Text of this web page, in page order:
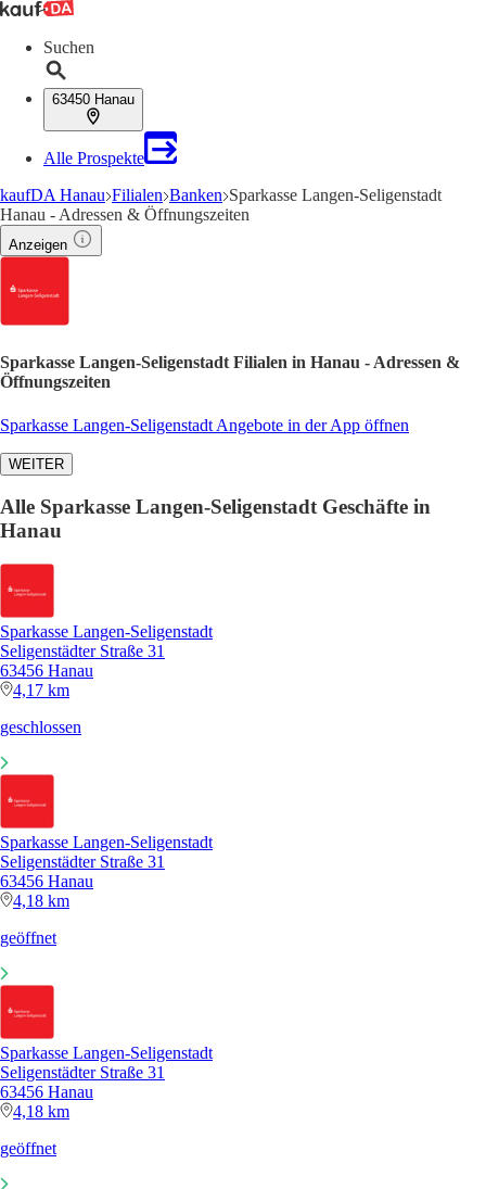
Suchen
63450 Hanau
Alle Prospekte
kaufDA Hanau Filialen Banken Sparkasse Langen-Seligenstadt
Hanau - Adressen & Öffnungszeiten
Anzeigen
Sparkasse Langen-Seligenstadt Filialen in Hanau - Adressen &
Öffnungszeiten
Sparkasse Langen-Seligenstadt Angebote in der App öffnen
WEITER
Alle Sparkasse Langen-Seligenstadt Geschäfte in
Hanau
Sparkasse Langen-Seligenstadt
Seligenstädter Straße 31
63456 Hanau
4,17 km
geschlossen
Sparkasse Langen-Seligenstadt
Seligenstädter Straße 31
63456 Hanau
4,18 km
geöffnet
Sparkasse Langen-Seligenstadt
Seligenstädter Straße 31
63456 Hanau
4,18 km
geöffnet